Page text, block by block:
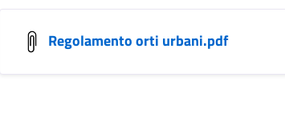
Regolamento orti urbani.pdf